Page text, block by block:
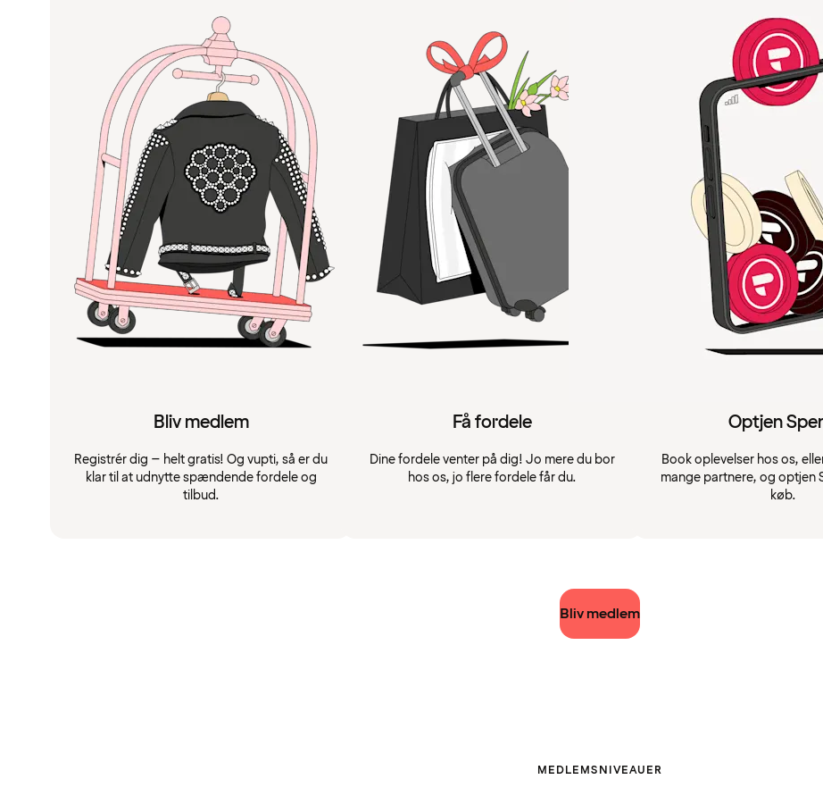
Bliv medlem
Registrér dig – helt gratis! Og vupti, så er du
klar til at udnytte spændende fordele og
tilbud.
Få fordele
Dine fordele venter på dig! Jo mere du bor
hos os, jo flere fordele får du.
Optjen
Book oplevelser hos os,
mange partnere, og optjen
køb.
Bliv medlem
MEDLEMSNIVEAUER